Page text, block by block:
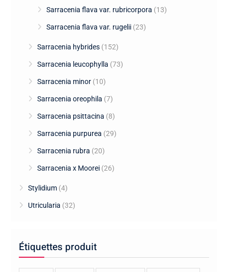
Sarracenia flava var. rubricorpora (13)
Sarracenia flava var. rugelii (23)
Sarracenia hybrides (152)
Sarracenia leucophylla (73)
Sarracenia minor (10)
Sarracenia oreophila (7)
Sarracenia psittacina (8)
Sarracenia purpurea (29)
Sarracenia rubra (20)
Sarracenia x Moorei (26)
Stylidium (4)
Utricularia (32)
Étiquettes produit